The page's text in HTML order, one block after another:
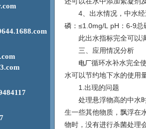
4、出水情况，中水经
磷：≤1.0mg/L pH：6-9
此出水指标完全可以满
三、应用情况分析
电厂循环水补水完全
水可以节约地下水的使用
1.出现的问题
处理悬浮物高的中水时
生一些其他物质，飘浮在
物时，没有进行杀菌处理